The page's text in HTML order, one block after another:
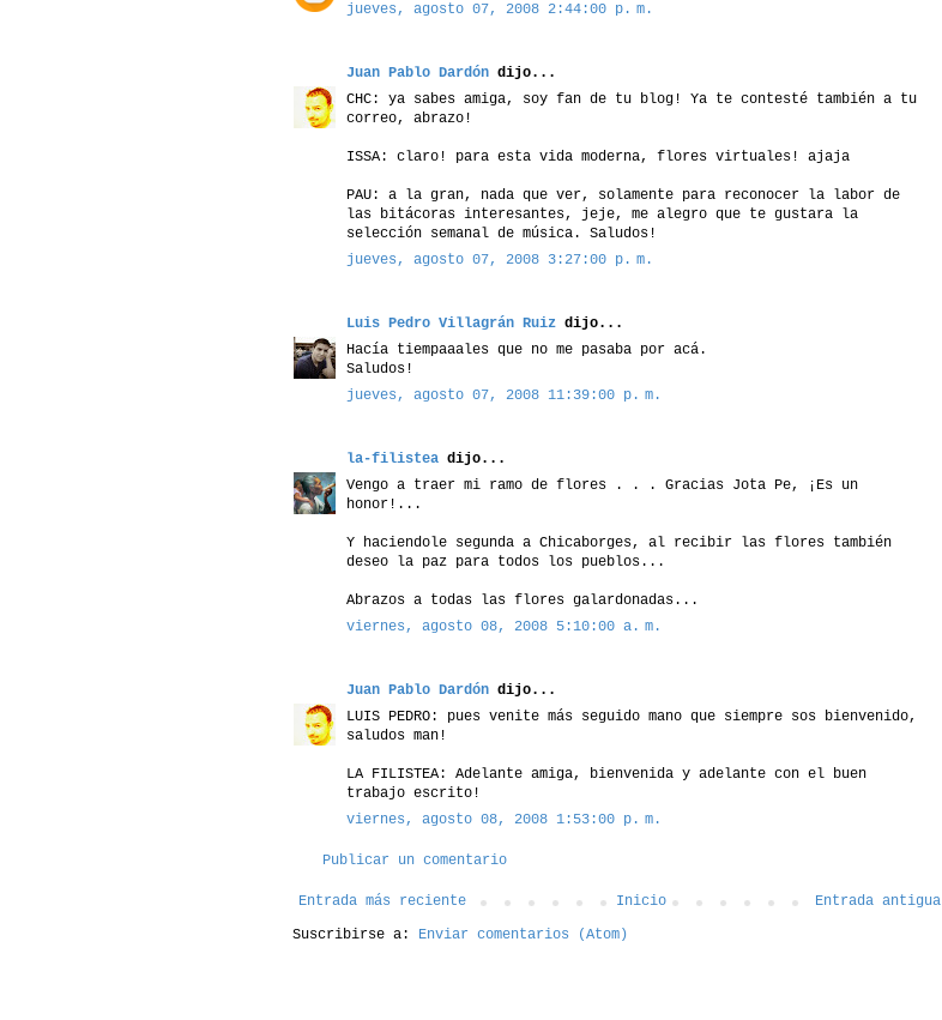
jueves, agosto 07, 2008 2:44:00 p. m.
Juan Pablo Dardón dijo...
CHC: ya sabes amiga, soy fan de tu blog! Ya te contesté también a tu
correo, abrazo!
ISSA: claro! para esta vida moderna, flores virtuales! ajaja
PAU: a la gran, nada que ver, solamente para reconocer la labor de
las bitácoras interesantes, jeje, me alegro que te gustara la
selección semanal de música. Saludos!
jueves, agosto 07, 2008 3:27:00 p. m.
Luis Pedro Villagrán Ruiz dijo...
Hacía tiempaaales que no me pasaba por acá.
Saludos!
jueves, agosto 07, 2008 11:39:00 p. m.
la-filistea dijo...
Vengo a traer mi ramo de flores . . . Gracias Jota Pe, ¡Es un
honor!...
Y haciendole segunda a Chicaborges, al recibir las flores también
deseo la paz para todos los pueblos...
Abrazos a todas las flores galardonadas...
viernes, agosto 08, 2008 5:10:00 a. m.
Juan Pablo Dardón dijo...
LUIS PEDRO: pues venite más seguido mano que siempre sos bienvenido,
saludos man!
LA FILISTEA: Adelante amiga, bienvenida y adelante con el buen
trabajo escrito!
viernes, agosto 08, 2008 1:53:00 p. m.
Publicar un comentario
Entrada más reciente Entrada antigua
Inicio
Suscribirse a: Enviar comentarios (Atom)